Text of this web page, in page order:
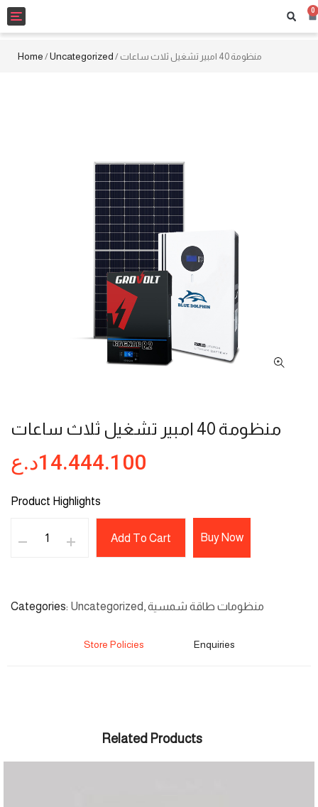
Toggle
navigation
0
Home /Uncategorized / منظومة 40 امبير تشغيل ثلاث ساعات
منظومة 40 امبير تشغيل ثلاث ساعات
14.444.100د.ع
Product Highlights
Add To Cart Buy Now
Categories Uncategorized ,منظومات طاقة شمسية
Store Policies Enquiries
Related Products